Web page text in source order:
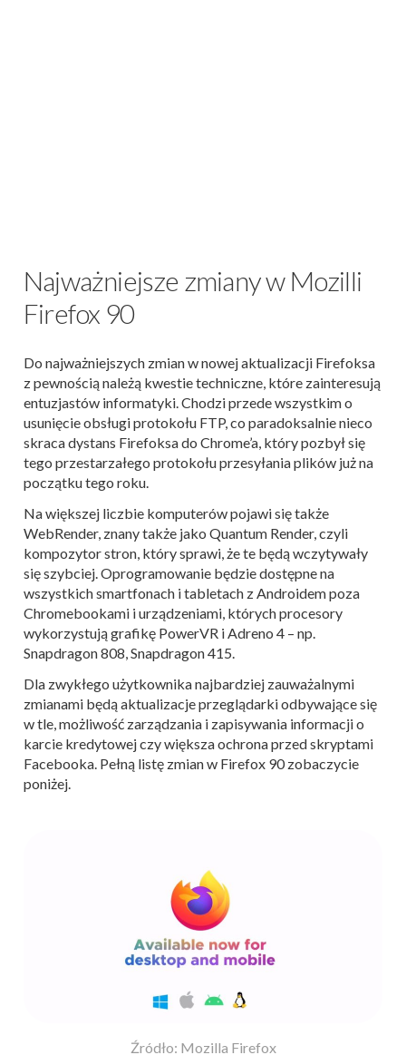
Najważniejsze zmiany w Mozilli
Firefox 90
Do najważniejszych zmian w nowej aktualizacji Firefoksa
z pewnością należą kwestie techniczne, które zainteresują
entuzjastów informatyki. Chodzi przede wszystkim o
usunięcie obsługi protokołu FTP, co paradoksalnie nieco
skraca dystans Firefoksa do Chrome’a, który pozbył się
tego przestarzałego protokołu przesyłania plików już na
początku tego roku.
Na większej liczbie komputerów pojawi się także
WebRender, znany także jako Quantum Render, czyli
kompozytor stron, który sprawi, że te będą wczytywały
się szybciej. Oprogramowanie będzie dostępne na
wszystkich smartfonach i tabletach z Androidem poza
Chromebookami i urządzeniami, których procesory
wykorzystują grafikę PowerVR i Adreno 4 – np.
Snapdragon 808, Snapdragon 415.
Dla zwykłego użytkownika najbardziej zauważalnymi
zmianami będą aktualizacje przeglądarki odbywające się
w tle, możliwość zarządzania i zapisywania informacji o
karcie kredytowej czy większa ochrona przed skryptami
Facebooka. Pełną listę zmian w Firefox 90 zobaczycie
poniżej.
Źródło: Mozilla Firefox